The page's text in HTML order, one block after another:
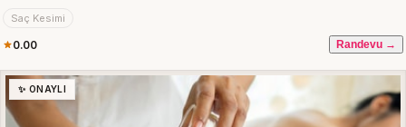
Saç Kesimi
0.00 Randevu →
✨ ONAYLI